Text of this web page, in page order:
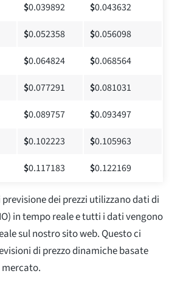
$0.039892 $0.043632
$0.052358 $0.056098
$0.064824 $0.068564
$0.077291 $0.081031
$0.089757 $0.093497
$0.102223 $0.105963
$0.117183 $0.122169
dei prezzi utilizzano dati di
in tempo reale e tutti i dati vengono
sul nostro sito web. Questo ci
di prezzo dinamiche basate